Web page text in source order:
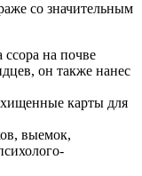
со значительным
на почве
он также нанес
карты для
выемок,